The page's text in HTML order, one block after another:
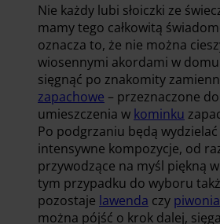
Nie każdy lubi słoiczki ze
mamy tego całkowitą
oznacza to, że nie można
wiosennymi akordami w
sięgnąć po znakomity
zapachowe – przeznaczone do
umieszczenia w kominku
Po podgrzaniu będą wydzielać
intensywne kompozycje, od
przywodzące na myśl piękną
tym przypadku do wyboru
pozostaje lawenda czy piwonia
można pójść o krok dalej,